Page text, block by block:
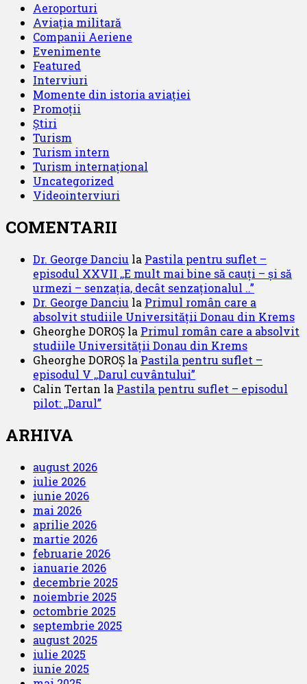
Aeroporturi
Aviația militară
Companii Aeriene
Evenimente
Featured
Interviuri
Momente din istoria aviației
Promoții
Știri
Turism
Turism intern
Turism internațional
Uncategorized
Videointerviuri
COMENTARII
Dr. George Danciu la Pastila pentru suflet –
episodul XXVII ,,E mult mai bine să cauți – și să
urmezi – senzația, decât senzaționalul ..”
Dr. George Danciu la Primul român care a
absolvit studiile Universității Donau din Krems
Gheorghe DOROȘ la Primul român care a absolvit
studiile Universității Donau din Krems
Gheorghe DOROȘ la Pastila pentru suflet –
episodul V ,,Darul cuvântului”
Calin Tertan la Pastila pentru suflet – episodul
pilot: ,,Darul”
ARHIVA
august 2026
iulie 2026
iunie 2026
mai 2026
aprilie 2026
martie 2026
februarie 2026
ianuarie 2026
decembrie 2025
noiembrie 2025
octombrie 2025
septembrie 2025
august 2025
iulie 2025
iunie 2025